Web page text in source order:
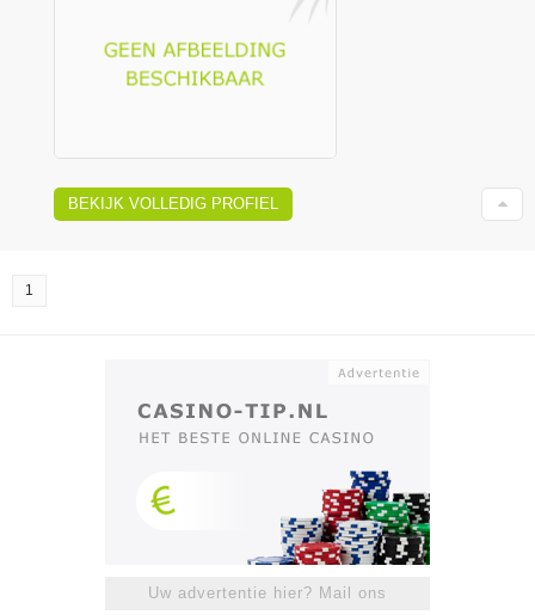
BEKIJK VOLLEDIG PROFIEL
1
Uw advertentie hier? Mail ons